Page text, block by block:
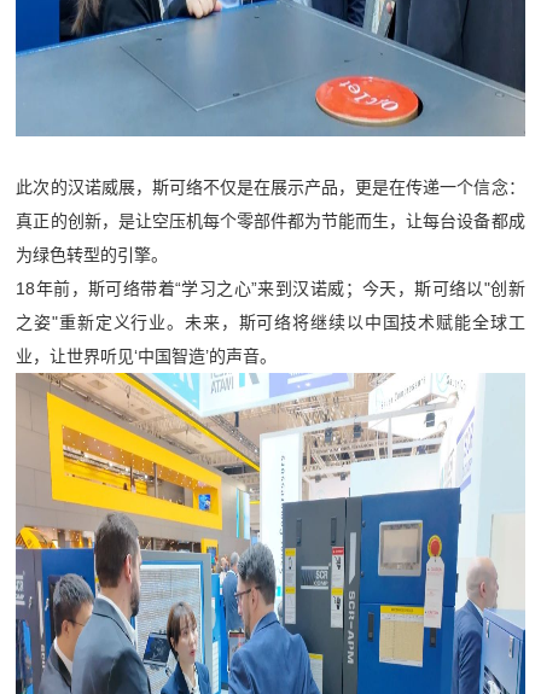
此次的汉诺威展，斯可络不仅是在展示产品，更是在传递一个信念：
真正的创新，是让空压机每个零部件都为节能而生，让每台设备都成
为绿色转型的引擎。
18年前，斯可络带着“学习之心”来到汉诺威；今天，斯可络以"创新
之姿"重新定义行业。未来，斯可络将继续以中国技术赋能全球工
业，让世界听见‘中国智造’的声音。